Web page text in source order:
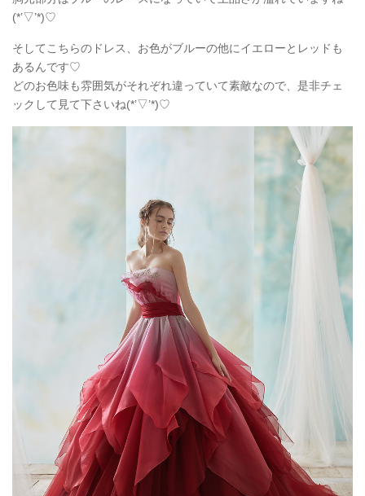
(*’▽’*)♡
そしてこちらのドレス、お色がブルーの他にイエローとレッドも
あるんです♡
どのお色味も雰囲気がそれぞれ違っていて素敵なので、是非チェ
ックして見て下さいね(*’▽’*)♡